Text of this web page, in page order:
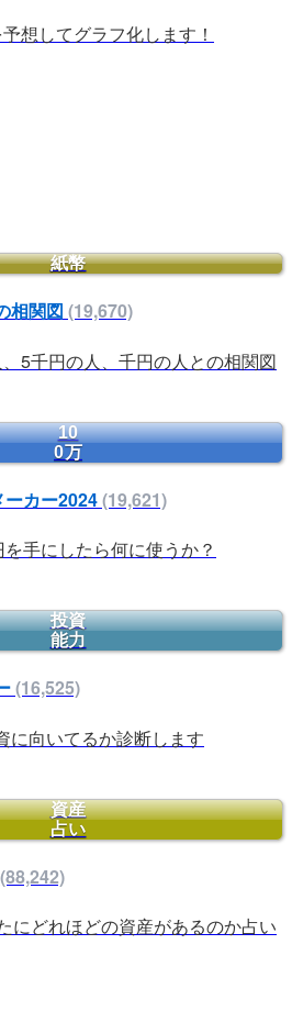
想してグラフ化します！
紙幣
相関図 (19,670)
5千円の人、千円の人との相関図
10
0万
カー2024(19,621)
手にしたら何に使うか？
投資
能力
(16,525)
に向いてるか診断します
資産
占い
(88,242)
にどれほどの資産があるのか占い